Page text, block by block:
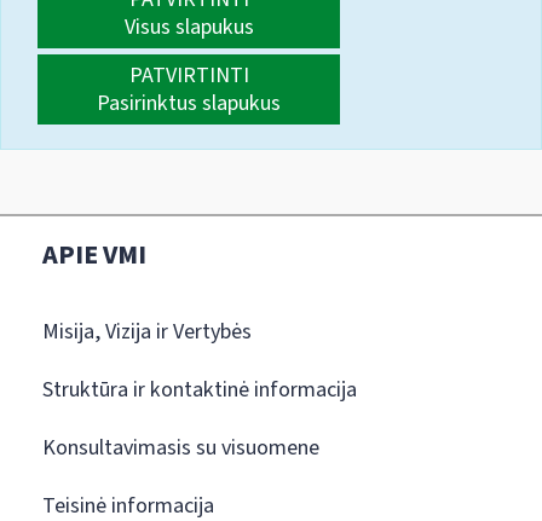
Visus slapukus
PATVIRTINTI
Pasirinktus slapukus
APIE VMI
Misija, Vizija ir Vertybės
Struktūra ir kontaktinė informacija
Konsultavimasis su visuomene
Teisinė informacija